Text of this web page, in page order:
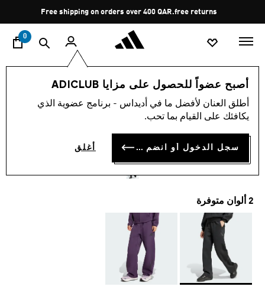
Pause
promotion
rotation
free returns
0
أصبح عضواً للحصول على مزايا ADICLUB
أطلق العنان لأفضل ما في أديداس - برنامج عضوية الذي
يكافئك على القيام بما تحب.
سجل الدخول أو انضم الآن أغلق
النساء الملابس
متوسط
قيمة
4.7
5
نجوم.
رابط
نفس
4.7 (59)
بنطال ADIDAS Z.N.E. BARREL
QR 439.00
2 ألوان متوفرة